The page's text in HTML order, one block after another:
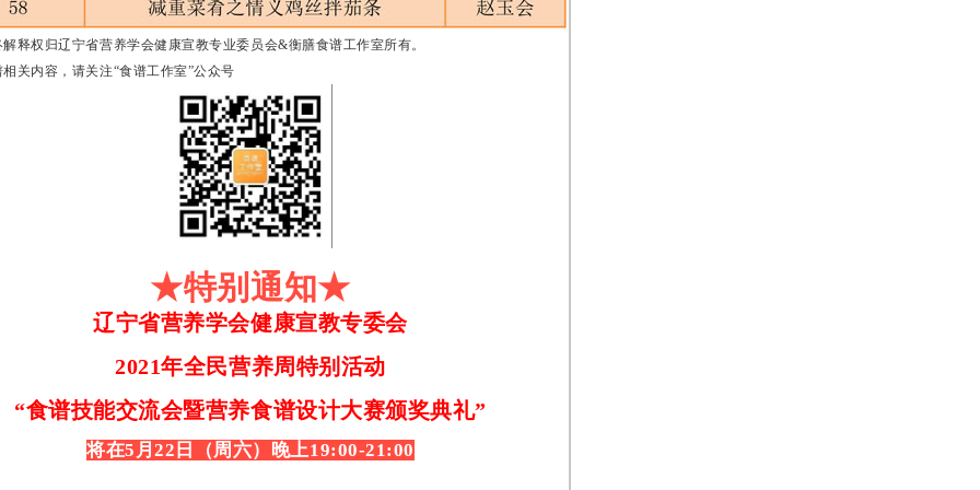
解释权归辽宁省营养学会健康宣教专业委员会&衡膳食谱工作室所有。
关内容，请关注“食谱工作室”公众号
★特别通知★
辽宁省营养学会健康宣教专委会
2021年全民营养周特别活动
“食谱技能交流会暨营养食谱设计大赛颁奖典礼”
将在5月22日（周六）晚上19:00-21:00